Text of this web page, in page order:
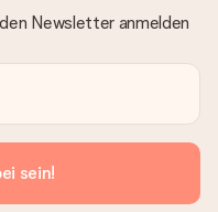
Newsletter anmelden
sein!